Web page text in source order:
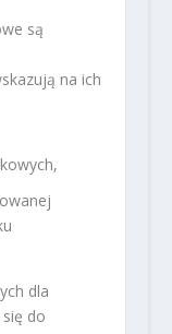
są
na ich
dla
do